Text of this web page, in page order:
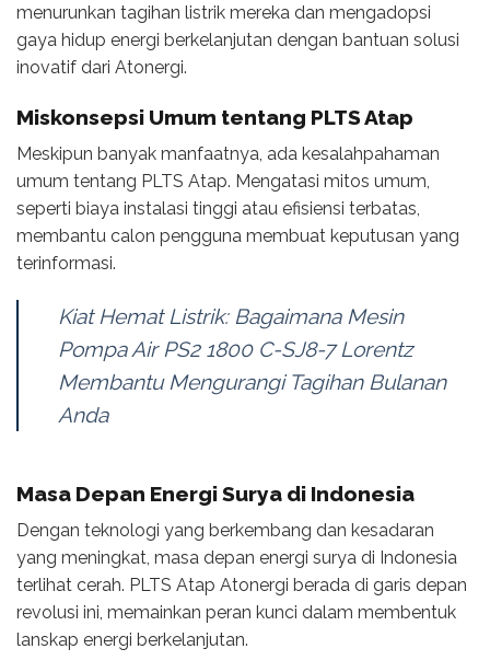
menurunkan tagihan listrik mereka dan mengadopsi
gaya hidup energi berkelanjutan dengan bantuan solusi
inovatif dari Atonergi.
Miskonsepsi Umum tentang PLTS Atap
Meskipun banyak manfaatnya, ada kesalahpahaman
umum tentang PLTS Atap. Mengatasi mitos umum,
seperti biaya instalasi tinggi atau efisiensi terbatas,
membantu calon pengguna membuat keputusan yang
terinformasi.
Kiat Hemat Listrik: Bagaimana Mesin
Pompa Air PS2 1800 C-SJ8-7 Lorentz
Membantu Mengurangi Tagihan Bulanan
Anda
Masa Depan Energi Surya di Indonesia
Dengan teknologi yang berkembang dan kesadaran
yang meningkat, masa depan energi surya di Indonesia
terlihat cerah. PLTS Atap Atonergi berada di garis depan
revolusi ini, memainkan peran kunci dalam membentuk
lanskap energi berkelanjutan.